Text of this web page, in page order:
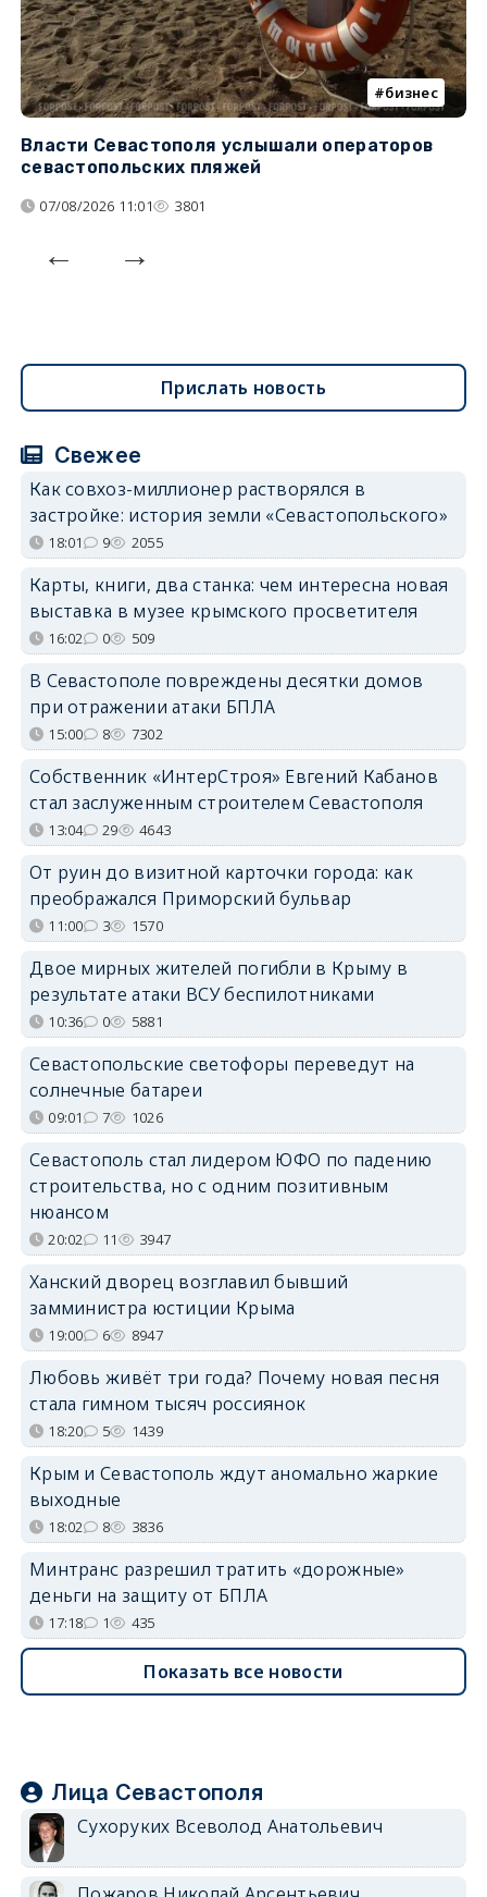
бизнес
Власти Севастополя услышали операторов
севастопольских пляжей
07/08/2026 11:01 3801
Прислать новость
Свежее
Как совхоз-миллионер растворялся в
застройке: история земли «Севастопольского»
18:01 9 2055
Карты, книги, два станка: чем интересна новая
выставка в музее крымского просветителя
16:02 0 509
В Севастополе повреждены десятки домов
при отражении атаки БПЛА
15:00 8 7302
Собственник «ИнтерСтроя» Евгений Кабанов
стал заслуженным строителем Севастополя
13:04 29 4643
От руин до визитной карточки города: как
преображался Приморский бульвар
11:00 3 1570
Двое мирных жителей погибли в Крыму в
результате атаки ВСУ беспилотниками
10:36 0 5881
Севастопольские светофоры переведут на
солнечные батареи
09:01 7 1026
Севастополь стал лидером ЮФО по падению
строительства, но с одним позитивным
нюансом
20:02 11 3947
Ханский дворец возглавил бывший
замминистра юстиции Крыма
19:00 6 8947
Любовь живёт три года? Почему новая песня
стала гимном тысяч россиянок
18:20 5 1439
Крым и Севастополь ждут аномально жаркие
выходные
18:02 8 3836
Минтранс разрешил тратить «дорожные»
деньги на защиту от БПЛА
17:18 1 435
Показать все новости
Лица Севастополя
Сухоруких Всеволод Анатольевич